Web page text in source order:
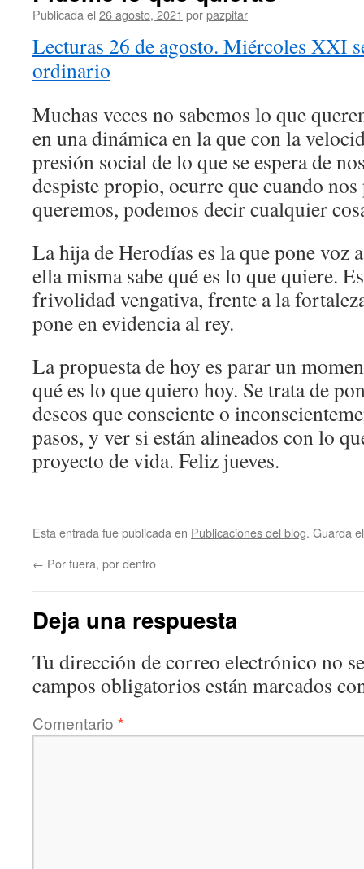
Publicada el 26 agosto, 2021 porpazpitar
Lecturas 26 de agosto. Miércoles XXI
ordinario
Muchas veces no sabemos lo que
en una dinámica en la que con la
presión social de lo que se espera de
despiste propio, ocurre que cuando
queremos, podemos decir cualquier
La hija de Herodías es la que pone voz
ella misma sabe qué es lo que quiere.
frivolidad vengativa, frente a la
pone en evidencia al rey.
La propuesta de hoy es parar un
qué es lo que quiero hoy. Se trata de
deseos que consciente o
pasos, y ver si están alineados con lo
proyecto de vida. Feliz jueves.
Esta entrada fue publicada en Publicaciones del blog. Guarda
← Por fuera, por dentro
Deja una respuesta
Tu dirección de correo electrónico no
campos obligatorios están marcados
Comentario *